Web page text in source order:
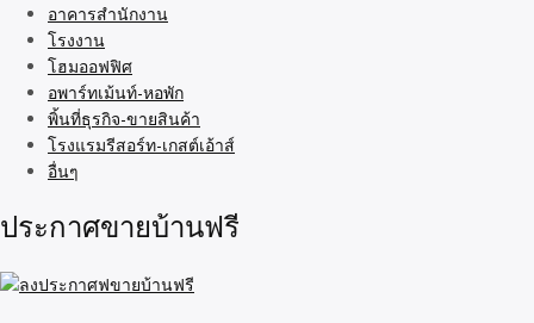
อาคารสำนักงาน
โรงงาน
โฮมออฟฟิศ
อพาร์ทเม้นท์-หอพัก
พิ้นที่ธุรกิจ-ขายสินค้า
โรงแรมรีสอร์ท-เกสต์เอ้าส์
อื่นๆ
ประกาศขายบ้านฟรี